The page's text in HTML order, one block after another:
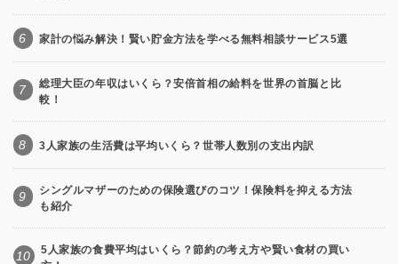
6 家計の悩み解決！賢い貯金方法を学べる無料相談サービス5選
7
総理大臣の年収はいくら？安倍首相の給料を世界の首脳と比
較！
8 3人家族の生活費は平均いくら？世帯人数別の支出内訳
9
シングルマザーのための保険選びのコツ！保険料を抑える方法
も紹介
10
5人家族の食費平均はいくら？節約の考え方や賢い食材の買い